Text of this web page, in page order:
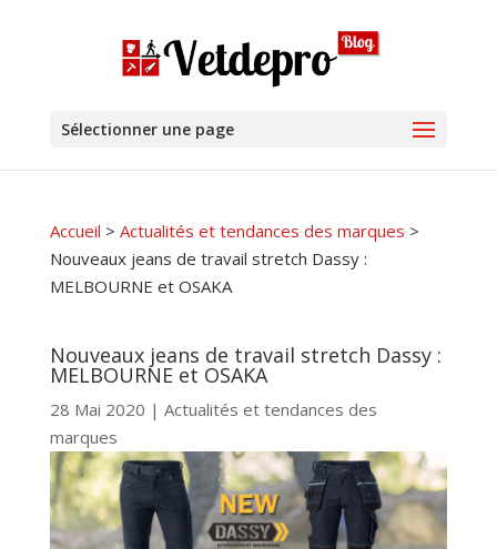
Sélectionner une page
Accueil > Actualités et tendances des marques >
Nouveaux jeans de travail stretch Dassy :
MELBOURNE et OSAKA
Nouveaux jeans de travail stretch Dassy :
MELBOURNE et OSAKA
28 Mai 2020 | Actualités et tendances des
marques